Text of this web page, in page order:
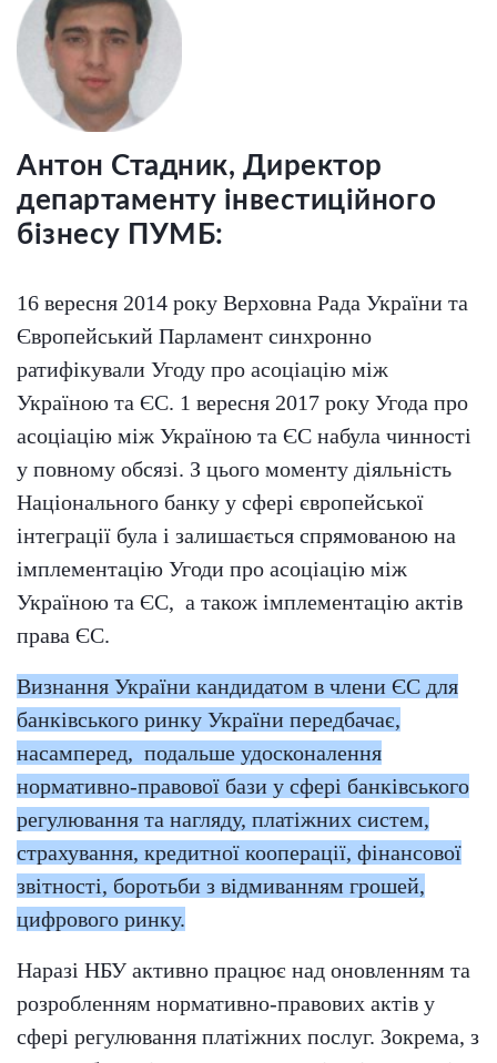
Антон Стадник, Директор
департаменту інвестиційного
бізнесу ПУМБ:
16 вересня 2014 року Верховна Рада України та
Європейський Парламент синхронно
ратифікували Угоду про асоціацію між
Україною та ЄС. 1 вересня 2017 року Угода про
асоціацію між Україною та ЄС набула чинності
у повному обсязі. З цього моменту діяльність
Національного банку у сфері європейської
інтеграції була і залишається спрямованою на
імплементацію Угоди про асоціацію між
Україною та ЄС, а також імплементацію актів
права ЄС.
Визнання України кандидатом в члени ЄС для
банківського ринку України передбачає,
насамперед, подальше удосконалення
нормативно-правової бази у сфері банківського
регулювання та нагляду, платіжних систем,
страхування, кредитної кооперації, фінансової
звітності, боротьби з відмиванням грошей,
цифрового ринку.
Наразі НБУ активно працює над оновленням та
розробленням нормативно-правових актів у
сфері регулювання платіжних послуг. Зокрема, з